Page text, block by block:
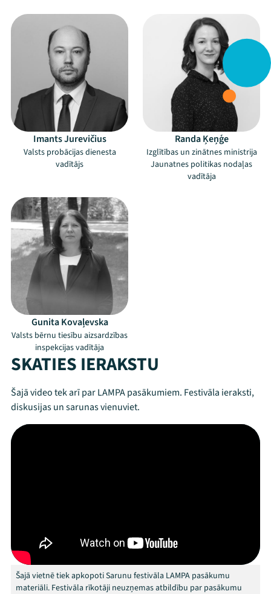
Arhīvs
Imants Jurevičius
Valsts probācijas dienesta
vadītājs
Randa Ķeņģe
Izglītības un zinātnes ministrija
Jaunatnes politikas nodaļas
vadītāja
Gunita Kovaļevska
Valsts bērnu tiesību aizsardzības
inspekcijas vadītāja
SKATIES IERAKSTU
Šajā video tek arī par LAMPA pasākumiem. Festivāla ieraksti,
diskusijas un sarunas vienuviet.
Šajā vietnē tiek apkopoti Sarunu festivāla LAMPA pasākumu
materiāli. Festivāla rīkotāji neuzņemas atbildību par pasākumu